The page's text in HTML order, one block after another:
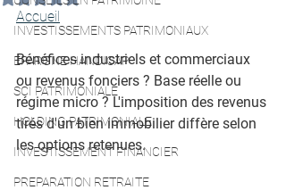
INVESTISSEMENTS PATRIMONIAUX
EPARGNE HANDICAP
SCI PATRIMONIALE
HOLDING PATRIMONIALE
INVESTISSEMENT FINANCIER
PREPARATION RETRAITE
Accueil
Bénéfices industriels et commerciaux
ou revenus fonciers ? Base réelle ou
régime micro ? L'imposition des revenus
tirés d'un bien immobilier diffère selon
les options retenues.